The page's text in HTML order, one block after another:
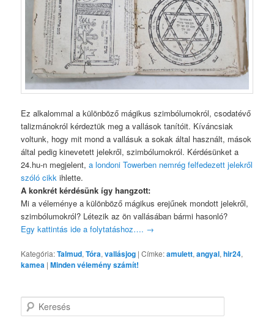
Ez alkalommal a különböző mágikus szimbólumokról, csodatévő
talizmánokról kérdeztük meg a vallások tanítóit. Kíváncsiak
voltunk, hogy mit mond a vallásuk a sokak által használt, mások
által pedig kinevetett jelekről, szimbólumokról. Kérdésünket a
24.hu-n megjelent,a londoni Towerben nemrég felfedezett jelekről
szóló cikk ihlette.
A konkrét kérdésünk így hangzott:
Mi a véleménye a különböző mágikus erejűnek mondott jelekről,
szimbólumokról? Létezik az ön vallásában bármi hasonló?
Egy kattintás ide a folytatáshoz…. →
Kategória:Talmud,Tóra,vallásjog |Címke:amulett,angyal,hir24,
kamea |Minden vélemény számít!
e